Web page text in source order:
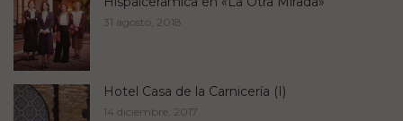
31 agosto, 2018
Hotel Casa de la Carnicería (I)
14 diciembre, 2017